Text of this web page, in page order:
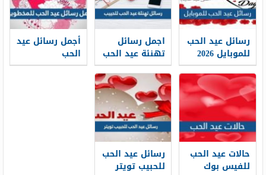
رسائل عيد الحب
للموبايل 2026
اجمل مسجات
الفلانتين
مكتوبة
اجمل رسائل
تهنئة عيد الحب
للحبيب 2026
مسجات
الفلانتين للحبيب
أجمل رسائل عيد
الحب
للمخطوبين 2026
حالات عيد الحب
للفيس بوك
رسائل عيد الحب
للحبيب تويتر